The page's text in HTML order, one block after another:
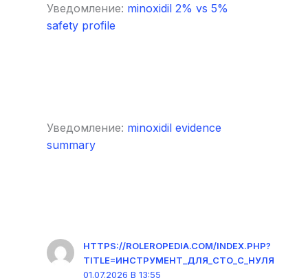
Уведомление: minoxidil 2% vs 5%
safety profile
Уведомление: minoxidil evidence
summary
HTTPS://ROLEROPEDIA.COM/INDEX.PHP?
TITLE=ИНСТРУМЕНТ_ДЛЯ_СТО_С_НУЛЯ
01.07.2026 В 13:55